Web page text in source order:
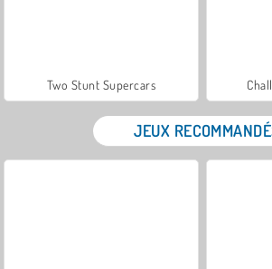
Two Stunt Supercars
JEUX